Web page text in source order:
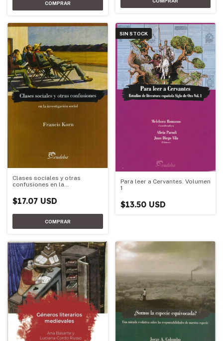
Clases sociales y otras
confusiones en la
$17.07 USD
SIN STOCK
Para leer a Cervantes. Volumen
1
$13.50 USD